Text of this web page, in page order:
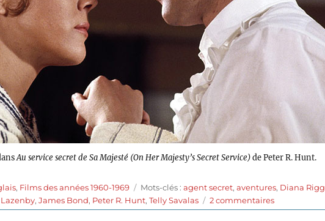
Au service secret de Sa Majesté (On Her Majesty’s Secret Service)de Peter R. Hunt.
, Films des années 1960-1969 Étiquettes
Mots-clés :agent secret,aventures, Diana Rigg
,James Bond, Peter R. Hunt,Telly Savalas 2 commentairessur
Au